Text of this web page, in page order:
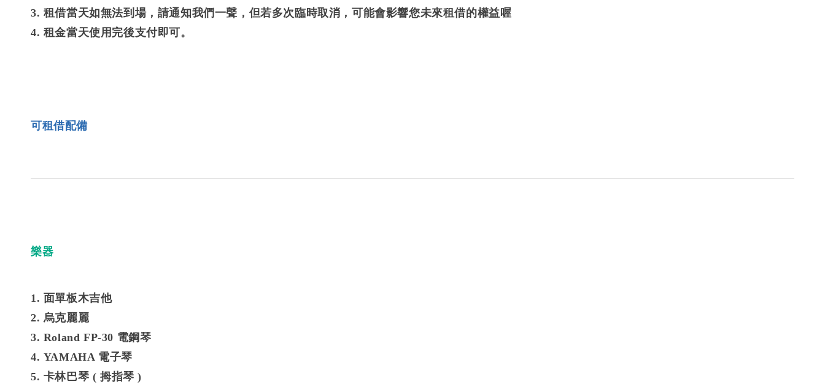
3. 租借當天如無法到場，請通知我們一聲，但若多次臨時取消，可能會影響您未來租借的權益喔
4. 租金當天使用完後支付即可。
可租借配備
樂器
1. 面單板木吉他
2. 烏克麗麗
3. Roland FP-30 電鋼琴
4. YAMAHA 電子琴
5. 卡林巴琴 ( 拇指琴 )